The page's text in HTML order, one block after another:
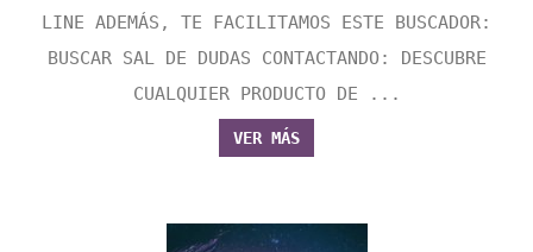
LINE ADEMÁS, TE FACILITAMOS ESTE BUSCADOR:
BUSCAR SAL DE DUDAS CONTACTANDO: DESCUBRE
CUALQUIER PRODUCTO DE ...
VER MÁS